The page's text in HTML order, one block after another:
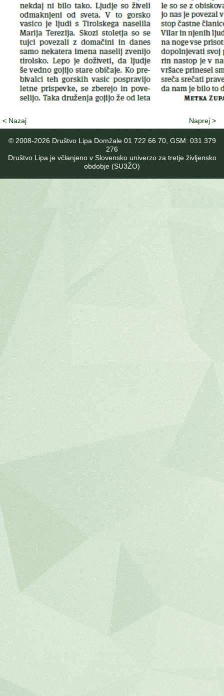
< Nazaj Naprej >
© 2008-2026 Društvo Lipa Domžale 01 722 66 70, GSM: 031 379
276
Društvo Lipa je včlanjeno v Slovensko univerzo za tretje življensko
obdobje (SU3ŽO)